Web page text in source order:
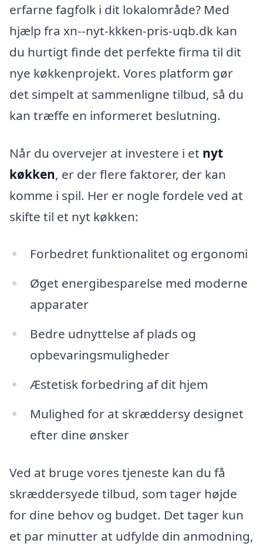
erfarne fagfolk i dit lokalområde? Med
hjælp fra xn--nyt-kkken-pris-uqb.dk kan
du hurtigt finde det perfekte firma til dit
nye køkkenprojekt. Vores platform gør
det simpelt at sammenligne tilbud, så du
kan træffe en informeret beslutning.
Når du overvejer at investere i et nyt
køkken, er der flere faktorer, der kan
komme i spil. Her er nogle fordele ved at
skifte til et nyt køkken:
Forbedret funktionalitet og ergonomi
Øget energibesparelse med moderne
apparater
Bedre udnyttelse af plads og
opbevaringsmuligheder
Æstetisk forbedring af dit hjem
Mulighed for at skræddersy designet
efter dine ønsker
Ved at bruge vores tjeneste kan du få
skræddersyede tilbud, som tager højde
for dine behov og budget. Det tager kun
et par minutter at udfylde din anmodning,